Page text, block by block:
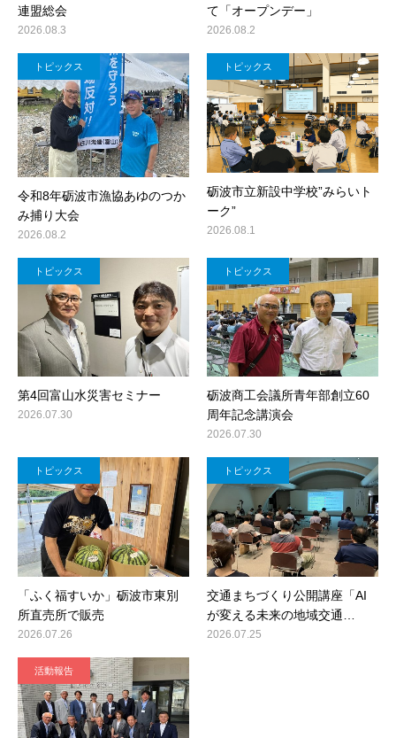
連盟総会
2026.08.3
て「オープンデー」
2026.08.2
トピックス
令和8年砺波市漁協あゆのつか
み捕り大会
2026.08.2
トピックス
砺波市立新設中学校”みらいト
ーク”
2026.08.1
トピックス
第4回富山水災害セミナー
2026.07.30
トピックス
砺波商工会議所青年部創立60
周年記念講演会
2026.07.30
トピックス
「ふく福すいか」砺波市東別
所直売所で販売
2026.07.26
トピックス
交通まちづくり公開講座「AI
が変える未来の地域交通…
2026.07.25
活動報告